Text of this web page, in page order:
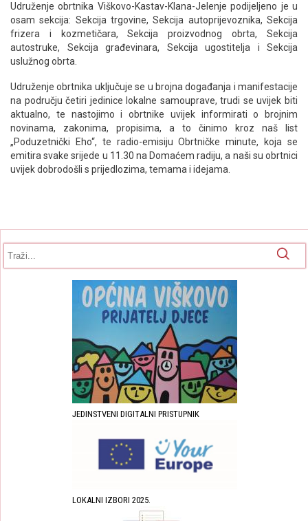
Udruženje obrtnika Viškovo-Kastav-Klana-Jelenje podijeljeno je u
osam sekcija: Sekcija trgovine, Sekcija autoprijevoznika, Sekcija
frizera i kozmetičara, Sekcija proizvodnog obrta, Sekcija
autostruke, Sekcija građevinara, Sekcija ugostitelja i Sekcija
uslužnog obrta.
Udruženje obrtnika uključuje se u brojna događanja i manifestacije
na području četiri jedinice lokalne samouprave, trudi se uvijek biti
aktualno, te nastojimo i obrtnike uvijek informirati o brojnim
novinama, zakonima, propisima, a to činimo kroz naš list
„Poduzetnički Eho“, te radio-emisiju Obrtničke minute, koja se
emitira svake srijede u 11.30 na Domaćem radiju, a naši su obrtnici
uvijek dobrodošli s prijedlozima, temama i idejama.
JEDINSTVENI DIGITALNI PRISTUPNIK
LOKALNI IZBORI 2025.